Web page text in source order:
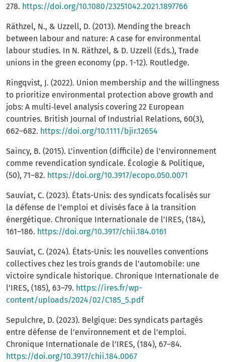
278. https://doi.org/10.1080/23251042.2021.1897766
Räthzel, N., & Uzzell, D. (2013). Mending the breach
between labour and nature: A case for environmental
labour studies. In N. Räthzel, & D. Uzzell (Eds.), Trade
unions in the green economy (pp. 1-12). Routledge.
Ringqvist, J. (2022). Union membership and the willingness
to prioritize environmental protection above growth and
jobs: A multi‐level analysis covering 22 European
countries. British Journal of Industrial Relations, 60(3),
662–682. https://doi.org/10.1111/bjir.12654
Saincy, B. (2015). L’invention (difficile) de l’environnement
comme revendication syndicale. Écologie & Politique,
(50), 71–82. https://doi.org/10.3917/ecopo.050.0071
Sauviat, C. (2023). États-Unis: des syndicats focalisés sur
la défense de l’emploi et divisés face à la transition
énergétique. Chronique Internationale de l’IRES, (184),
161–186. https://doi.org/10.3917/chii.184.0161
Sauviat, C. (2024). États-Unis: les nouvelles conventions
collectives chez les trois grands de l’automobile: une
victoire syndicale historique. Chronique Internationale de
l’IRES, (185), 63–79. https://ires.fr/wp-
content/uploads/2024/02/C185_5.pdf
Sepulchre, D. (2023). Belgique: Des syndicats partagés
entre défense de l’environnement et de l’emploi.
Chronique Internationale de l’IRES, (184), 67–84.
https://doi.org/10.3917/chii.184.0067